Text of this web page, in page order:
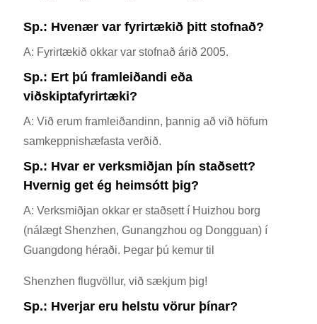
Sp.: Hvenær var fyrirtækið þitt stofnað?
A: Fyrirtækið okkar var stofnað árið 2005.
Sp.: Ert þú framleiðandi eða
viðskiptafyrirtæki?
A: Við erum framleiðandinn, þannig að við höfum
samkeppnishæfasta verðið.
Sp.: Hvar er verksmiðjan þín staðsett?
Hvernig get ég heimsótt þig?
A: Verksmiðjan okkar er staðsett í Huizhou borg
(nálægt Shenzhen, Gunangzhou og Dongguan) í
Guangdong héraði. Þegar þú kemur til
Shenzhen flugvöllur, við sækjum þig!
Sp.: Hverjar eru helstu vörur þínar?